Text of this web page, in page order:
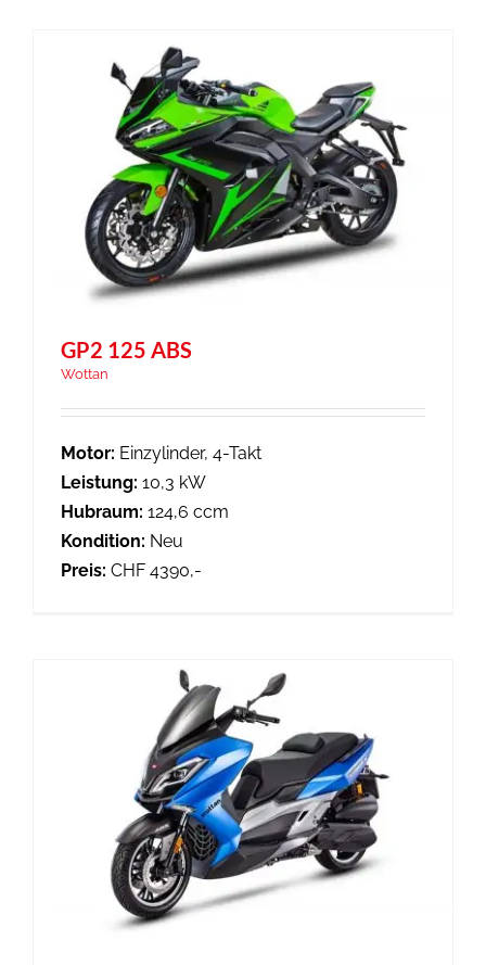
GP2 125 ABS
Wottan
Motor: Einzylinder, 4-Takt
Leistung: 10,3 kW
Hubraum: 124,6 ccm
Kondition: Neu
Preis: CHF 4390,-